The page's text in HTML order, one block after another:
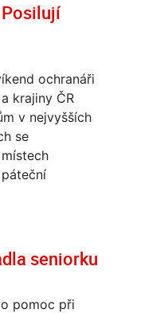
ochranáři
krajiny ČR
v nejvyšších
se
seniorku
pomoc při